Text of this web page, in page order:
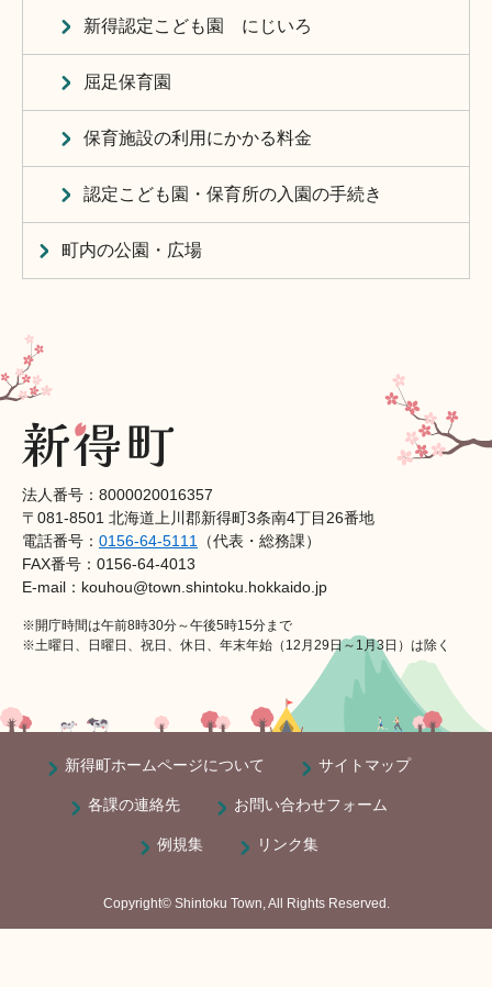
新得認定こども園 にじいろ
屈足保育園
保育施設の利用にかかる料金
認定こども園・保育所の入園の手続き
町内の公園・広場
法人番号：8000020016357
〒081-8501 北海道上川郡新得町3条南4丁目26番地
電話番号： 0156-64-5111
（代表・総務課）
FAX番号：0156-64-4013
E-mail：kouhou@town.shintoku.hokkaido.jp
※開庁時間は午前8時30分～午後5時15分まで
※土曜日、日曜日、祝日、休日、年末年始（12月29日～1月3日）は除く
新得町ホームページについて サイトマップ
各課の連絡先 お問い合わせフォーム
例規集 リンク集
Copyright© Shintoku Town, All Rights Reserved.